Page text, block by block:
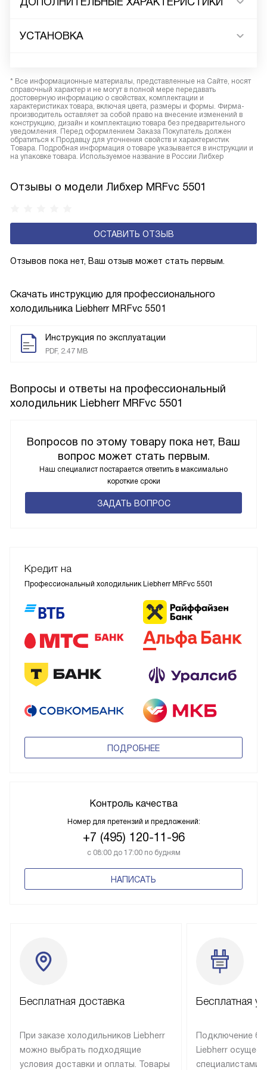
Скачать инструкцию для профессионального
холодильника Liebherr MRFvc 5501
Инструкция по эксплуатации
PDF, 2.47 MB
УСТАНОВКА
* Все информационные материалы, представленные на Сайте, носят
справочный характер и не могут в полной мере передавать
достоверную информацию о свойствах, комплектации и
характеристиках товара, включая цвета, размеры и формы. Фирма-
производитель оставляет за собой право на внесение изменений в
конструкцию, дизайн и комплектацию товара без предварительного
уведомления. Перед оформлением Заказа Покупатель должен
обратиться к Продавцу для уточнения свойств и характеристик
Товара. Подробная информация о товаре указывается в инструкции и
на упаковке товара. Используемое название в России Либхер
Отзывы о модели Либхер MRFvc 5501
ОСТАВИТЬ ОТЗЫВ
Отзывов пока нет, Ваш отзыв может стать первым.
Вопросы и ответы на профессиональный
холодильник Liebherr MRFvc 5501
Вопросов по этому товару пока нет, Ваш
вопрос может стать первым.
Наш специалист постарается ответить в максимально
короткие сроки
ЗАДАТЬ ВОПРОС
Кредит на
Профессиональный холодильник Liebherr MRFvc 5501
ПОДРОБНЕЕ
Контроль качества
Номер для претензий и предложений:
+7 (495) 120-11-96
с 08:00 до 17:00 по будням
НАПИСАТЬ
Бесплатная доставка
При заказе холодильников Liebherr
можно выбрать подходящие
условия доставки и оплаты. Товары
Бесплатная
Подключение
Liebherr
специалистами